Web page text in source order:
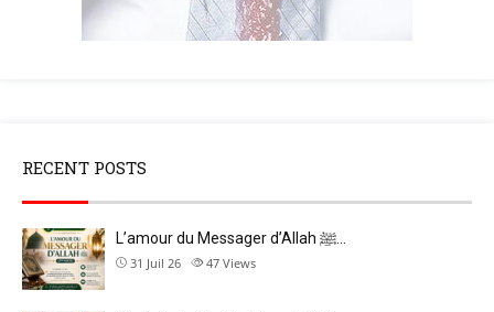
RECENT POSTS
31 Juil 26 47 Views